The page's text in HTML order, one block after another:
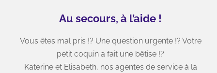
Au secours, à l’aide !
Vous êtes mal pris !? Une question urgente !? Votre
petit coquin a fait une bêtise !?
Katerine et Elisabeth, nos agentes de service à la